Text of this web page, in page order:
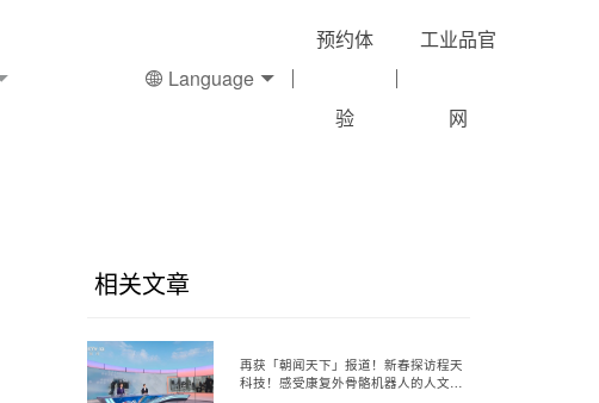
Language
预约体
验
工业品官
网
相关文章
再获「朝闻天下」报道！新春探访程天
科技！感受康复外骨骼机器人的人文温